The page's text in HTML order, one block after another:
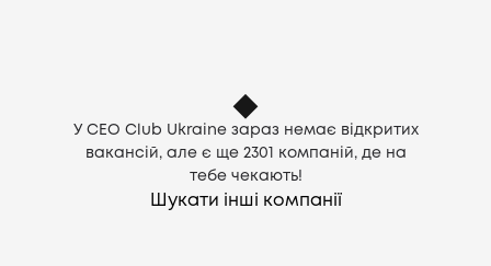
У CEO Club Ukraine зараз немає відкритих
вакансій, але є ще 2301
компаній, де на
тебе чекають!
Шукати інші компанії